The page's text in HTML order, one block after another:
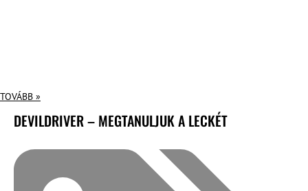
TOVÁBB »
DEVILDRIVER – MEGTANULJUK A LECKÉT